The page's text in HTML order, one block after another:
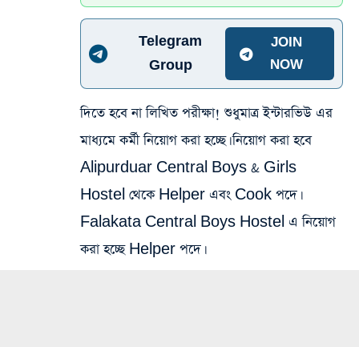
Telegram
Group
JOIN
NOW
দিতে হবে না লিখিত পরীক্ষা! শুধুমাত্র ইন্টারভিউ এর
মাধ্যমে কর্মী নিয়োগ করা হচ্ছে। নিয়োগ করা হবে
Alipurduar Central Boys & Girls
Hostel থেকে Helper এবং Cook পদে।
Falakata Central Boys Hostel এ নিয়োগ
করা হচ্ছে Helper পদে।